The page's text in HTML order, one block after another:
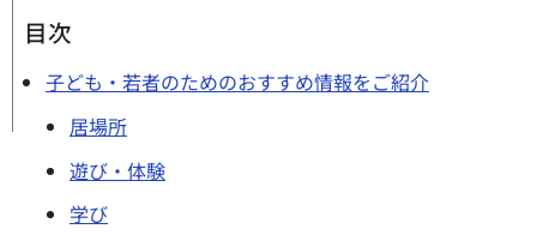
目次
子ども・若者のためのおすすめ情報をご紹介
居場所
遊び・体験
学び